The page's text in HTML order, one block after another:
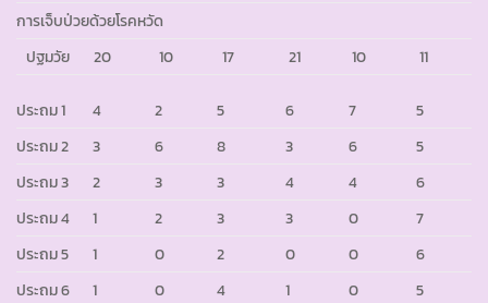
การเจ็บป่วยด้วยโรคหวัด
ปฐมวัย
20 10 17 21 10 11
ประถม 1 4 2 5 6 7
5
ประถม 2
3 6 8 3 6
5
ประถม 3
2 3 3 4 4
6
ประถม 4
1 2 3 3 0
7
ประถม 5
1 0 2 0 0
6
ประถม 6
1 0 4 1 0
5